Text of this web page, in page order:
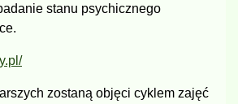
stanu psychicznego
zostaną objęci cyklem zajęć